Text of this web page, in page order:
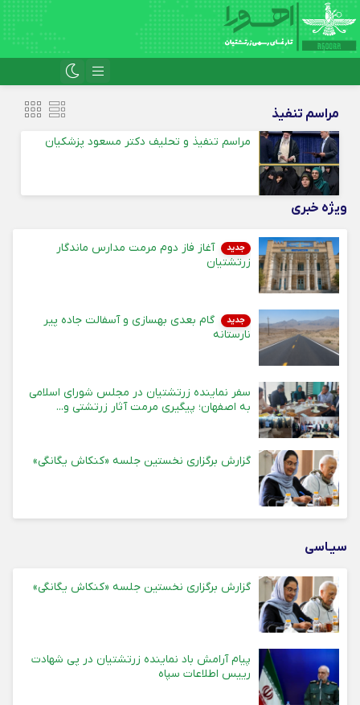
مراسم تنفیذ
مراسم تنفیذ و تحلیف دکتر مسعود پزشکیان
ویژه خبری
جدید
آغاز فاز دوم مرمت مدارس ماندگار
زرتشتیان
جدید
گام بعدی بهسازی و آسفالت جاده پیر
نارستانه
سفر نماینده زرتشتیان در مجلس شورای اسلامی
به اصفهان؛ پیگیری مرمت آثار زرتشتی و...
گزارش برگزاری نخستین جلسه «کنکاش یگانگی»
سیـاسی
گزارش برگزاری نخستین جلسه «کنکاش یگانگی»
پیام آرامش باد نماینده زرتشتیان در پی شهادت
رییس اطلاعات سپاه